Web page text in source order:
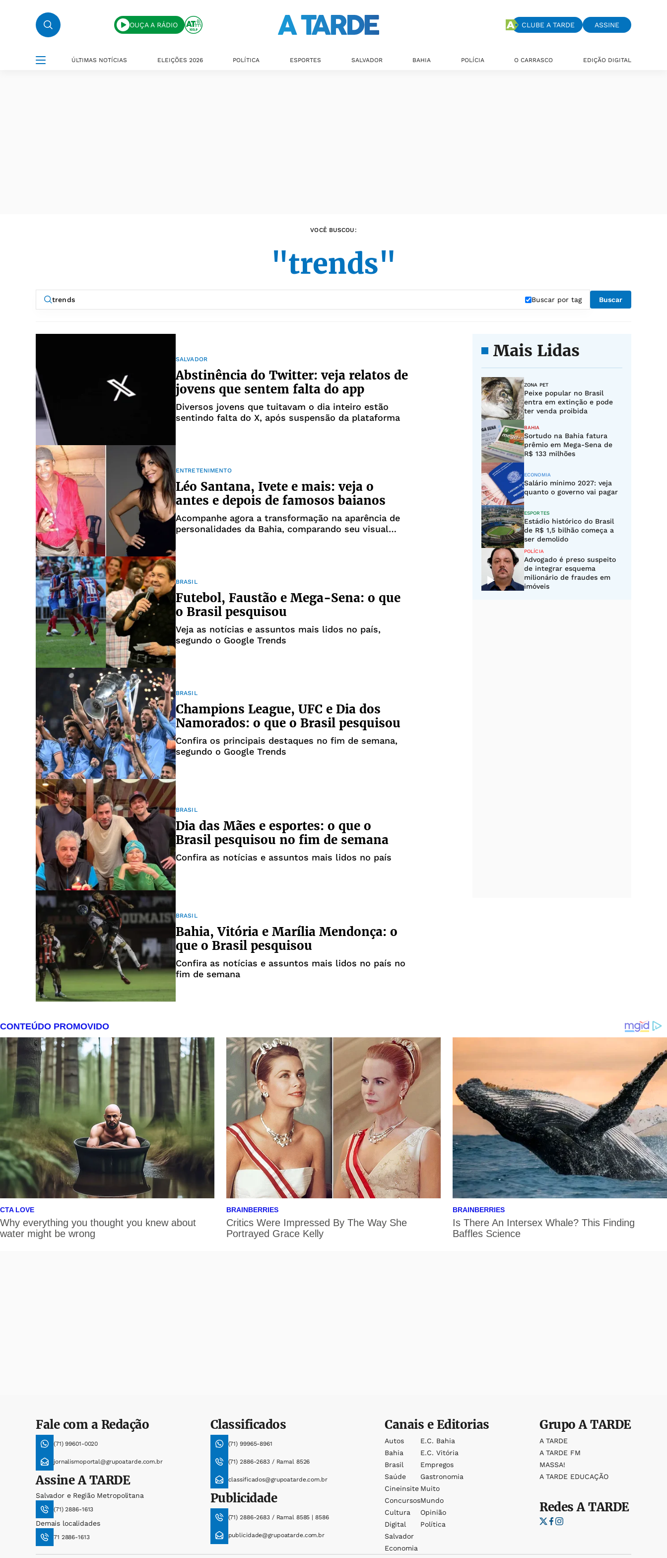
OUÇA A RÁDIO CLUBE A TARDE ASSINE
ÚLTIMAS NOTÍCIAS ELEIÇÕES 2026 POLÍTICA ESPORTES SALVADOR BAHIA POLÍCIA O CARRASCO EDIÇÃO DIGITAL
VOCÊ BUSCOU:
"trends"
Buscar por tag Buscar
SALVADOR
Abstinência do Twitter: veja relatos de
jovens que sentem falta do app
Diversos jovens que tuitavam o dia inteiro estão
sentindo falta do X, após suspensão da plataforma
ENTRETENIMENTO
Léo Santana, Ivete e mais: veja o
antes e depois de famosos baianos
Acompanhe agora a transformação na aparência de
personalidades da Bahia, comparando seu visual
BRASIL
Futebol, Faustão e Mega-Sena: o que
o Brasil pesquisou
Veja as notícias e assuntos mais lidos no país,
segundo o Google Trends
BRASIL
Champions League, UFC e Dia dos
Namorados: o que o Brasil pesquisou
Confira os principais destaques no fim de semana,
segundo o Google Trends
BRASIL
Dia das Mães e esportes: o que o
Brasil pesquisou no fim de semana
Confira as notícias e assuntos mais lidos no país
BRASIL
Bahia, Vitória e Marília Mendonça: o
que o Brasil pesquisou
Confira as notícias e assuntos mais lidos no país no
fim de semana
Mais Lidas
ZONA PET
Peixe popular no Brasil
entra em extinção e pode
ter venda proibida
BAHIA
Sortudo na Bahia fatura
prêmio em Mega-Sena de
R$ 133 milhões
ECONOMIA
Salário mínimo 2027: veja
quanto o governo vai pagar
ESPORTES
Estádio histórico do Brasil
de R$ 1,5 bilhão começa a
ser demolido
POLÍCIA
Advogado é preso suspeito
de integrar esquema
milionário de fraudes em
imóveis
Fale com a Redação
(71) 99601-0020
jornalismoportal@grupoatarde.com.br
AssineA TARDE
Salvador e Região Metropolitana
(71) 2886-1613
Demais localidades
71 2886-1613
Classificados
(71) 99965-8961
(71) 2886-2683 / Ramal 8526
classificados@grupoatarde.com.br
Publicidade
(71) 2886-2683 / Ramal 8585 | 8586
publicidade@grupoatarde.com.br
Canais e Editorias
Autos
Bahia
Brasil
Saúde
Cineinsite
Concursos
Cultura
Digital
Salvador
Economia
E.c. Bahia
E.c. Vitória
Empregos
Gastronomia
Muito
Mundo
Opinião
Política
GrupoA TARDE
A TARDE
A TARDE FM
MASSA!
A TARDE EDUCAÇÃO
RedesA TARDE